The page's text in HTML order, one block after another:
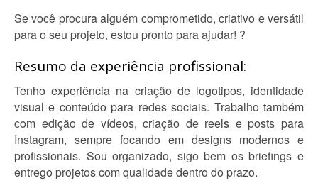
Se você procura alguém comprometido, criativo e versátil
para o seu projeto, estou pronto para ajudar! ?
Resumo da experiência profissional:
Tenho experiência na criação de logotipos, identidade
visual e conteúdo para redes sociais. Trabalho também
com edição de vídeos, criação de reels e posts para
Instagram, sempre focando em designs modernos e
profissionais. Sou organizado, sigo bem os briefings e
entrego projetos com qualidade dentro do prazo.